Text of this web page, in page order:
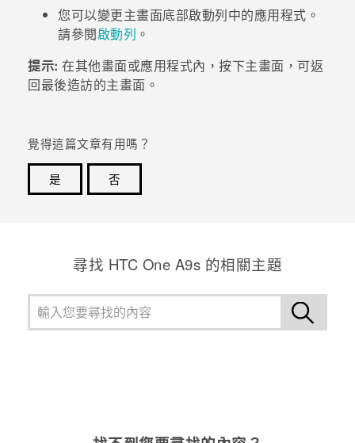
您可以變更主畫面底部啟動列中的應用程式。
請參閱啟動列 。
提示: 在其他畫面或應用程式內，按下主畫面 ，可返
回最後造訪的主畫面 。
覺得這篇文章有用嗎？
是
否
尋找 HTC One A9s 的相關主題